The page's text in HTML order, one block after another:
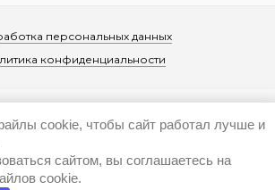
персональных данных
конфиденциальности
cookie, чтобы сайт работал лучше и
сайтом, вы соглашаетесь на
cookie.